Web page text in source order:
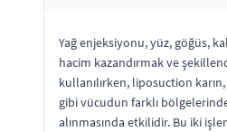
Yağ enjeksiyonu, yüz, göğüs,
hacim kazandırmak ve
kullanılırken, liposuction
gibi vücudun farklı
alınmasında etkilidir. Bu iki